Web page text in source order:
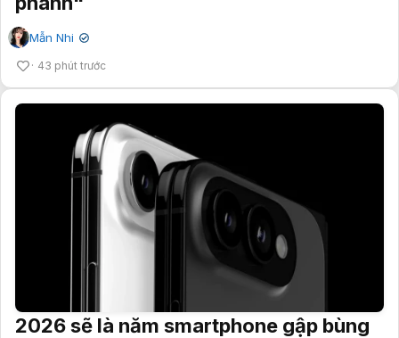
Mẫn Nhi ✔
43 phút trước
2026 sẽ là năm smartphone gập bùng